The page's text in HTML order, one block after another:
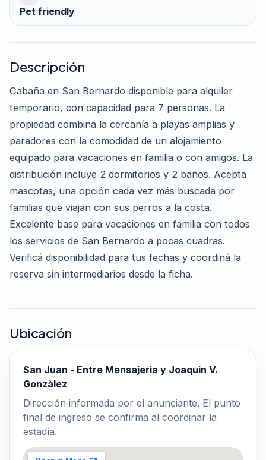
Pet friendly
Descripción
Cabaña en San Bernardo disponible para alquiler
temporario, con capacidad para 7 personas. La
propiedad combina la cercanía a playas amplias y
paradores con la comodidad de un alojamiento
equipado para vacaciones en familia o con amigos. La
distribución incluye 2 dormitorios y 2 baños. Acepta
mascotas, una opción cada vez más buscada por
familias que viajan con sus perros a la costa.
Excelente base para vacaciones en familia con todos
los servicios de San Bernardo a pocas cuadras.
Verificá disponibilidad para tus fechas y coordiná la
reserva sin intermediarios desde la ficha.
Ubicación
San Juan - Entre Mensajerìa y Joaquin V.
Gonzàlez
Dirección informada por el anunciante. El punto
final de ingreso se confirma al coordinar la
estadía.